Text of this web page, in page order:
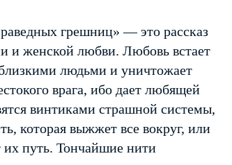
грешниц» — это рассказ
и женской любви. Любовь встает
близкими людьми и уничтожает
врага, ибо дает любящей
винтиками страшной системы,
которая выжжет все вокруг, или
их путь. Тончайшие нити